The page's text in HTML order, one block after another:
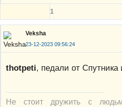
1
Veksha
23-12-2023 09:56:24
thotpeti, педали от Спутника
Не стоит дружить с